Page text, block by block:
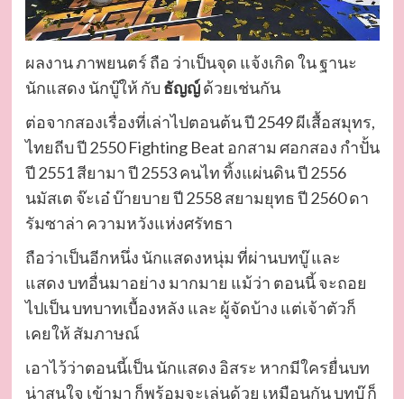
ผลงาน ภาพยนตร์ ถือ ว่าเป็นจุด แจ้งเกิด ใน ฐานะ
นักแสดง นักบู๊ให้ กับธัญญ์ด้วยเช่นกัน
ต่อจากสองเรื่องที่เล่าไปตอนต้น ปี 2549 ผีเสื้อสมุทร,
ไทยถีบ ปี 2550 Fighting Beat อกสาม ศอกสอง กำปั้น
ปี 2551 สียามา ปี 2553 คนไท ทิ้งแผ่นดิน ปี 2556
นมัสเต จ๊ะเอ๋ บ๊ายบาย ปี 2558 สยามยุทธ ปี 2560 ดา
รัมซาล่า ความหวังแห่งศรัทธา
ถือว่าเป็นอีกหนึ่ง นักแสดงหนุ่ม ที่ผ่านบทบู๊ และ
แสดง บทอื่นมาอย่าง มากมาย แม้ว่า ตอนนี้ จะถอย
ไปเป็น บทบาทเบื้องหลัง และ ผู้จัดบ้าง แต่เจ้าตัวก็
เคยให้ สัมภาษณ์
เอาไว้ว่าตอนนี้เป็น นักแสดง อิสระ หากมีใครยื่นบท
น่าสนใจ เข้ามา ก็พร้อมจะเล่นด้วย เหมือนกัน บทบู๊ ก็